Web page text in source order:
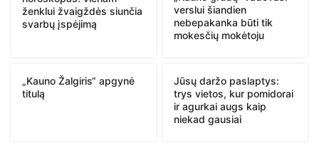
ženklui žvaigždės siunčia
svarbų įspėjimą
verslui šiandien
nebepakanka būti tik
mokesčių mokėtoju
„Kauno Žalgiris“ apgynė
titulą
Jūsų daržo paslaptys:
trys vietos, kur pomidorai
ir agurkai augs kaip
niekad gausiai